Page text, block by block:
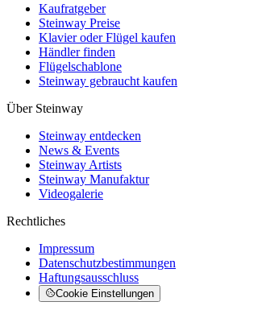
Kaufratgeber
Steinway Preise
Klavier oder Flügel kaufen
Händler finden
Flügelschablone
Steinway gebraucht kaufen
Über Steinway
Steinway entdecken
News & Events
Steinway Artists
Steinway Manufaktur
Videogalerie
Rechtliches
Impressum
Datenschutzbestimmungen
Haftungsausschluss
Cookie Einstellungen